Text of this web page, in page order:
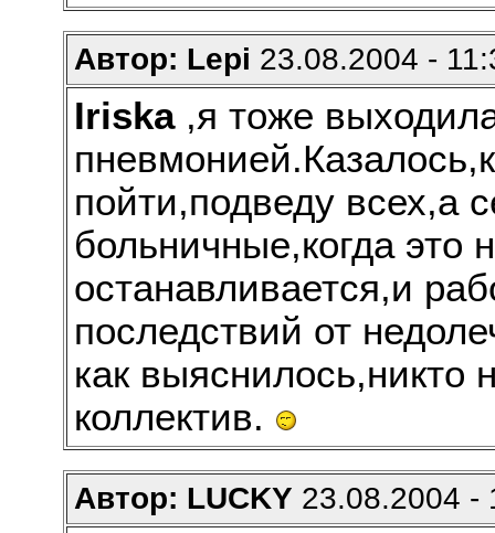
Автор: Lepi 23.08.2004 -
Iriska,я тоже
пойти,подведу всех,а
больничные,когда это
останавливается,и
последствий от
как выяснилось,никто
коллектив.
Автор: LUCKY 23.08.2004 -